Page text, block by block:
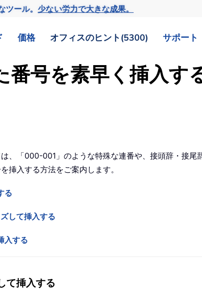
ツール。少ない労力で大きな成果。
価格 オフィスのヒント(5300) サポート
番号を素早く挿入す
、「000-001」のような特殊な連番や、接頭辞・接
挿入する方法をご案内します。
る
して挿入する
入する
て挿入する